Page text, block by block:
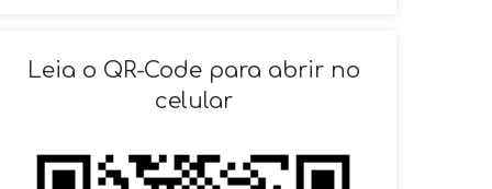
VOLTAR
Leia o QR-Code para abrir no
celular